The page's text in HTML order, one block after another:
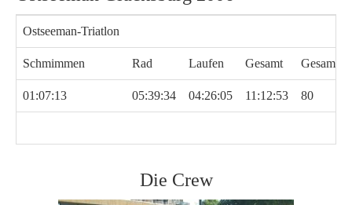
Ostseeman-Triatlon
Schmimmen Rad Laufen Gesamt
01:07:13 05:39:34 04:26:05 11:12:53 80
Die Crew